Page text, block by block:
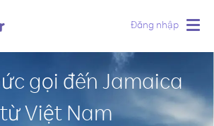
Đăng nhập
gọi đến Jamaica
từ Việt Nam